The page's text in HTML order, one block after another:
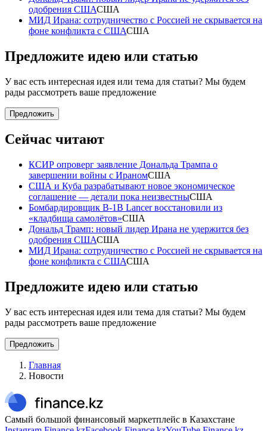
одобрения СШАСША
МИД Ирана: сотрудничество с Россией не скрывается на
фоне конфликта с СШАСША
Предложите идею или статью
У вас есть интересная идея или тема для статьи? Мы будем
рады рассмотреть ваше предложение
Предложить
Сейчас читают
КСИР опроверг заявление Дональда Трампа о
завершении войны с ИраномСША
США и Куба разрабатывают новое экономическое
соглашение — детали пока неизвестныСША
Бомбардировщик B-1B Lancer восстановили из
«кладбища самолётов»США
Дональд Трамп: новый лидер Ирана не удержится без
одобрения СШАСША
МИД Ирана: сотрудничество с Россией не скрывается на
фоне конфликта с СШАСША
Предложите идею или статью
У вас есть интересная идея или тема для статьи? Мы будем
рады рассмотреть ваше предложение
Предложить
Главная
Новости
Самый большой финансовый маркетплейс в Казахстане